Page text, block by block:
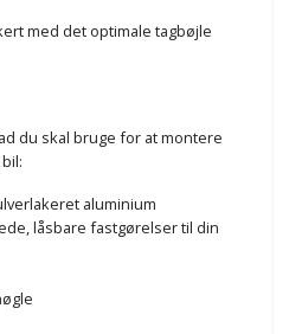
med det optimale tagbøjle
du skal bruge for at montere
aluminium
låsbare fastgørelser til din